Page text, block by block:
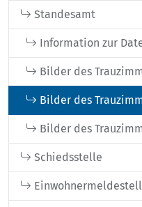
Standesamt
Information zur
Bilder des
Bilder des
Bilder des
Schiedsstelle